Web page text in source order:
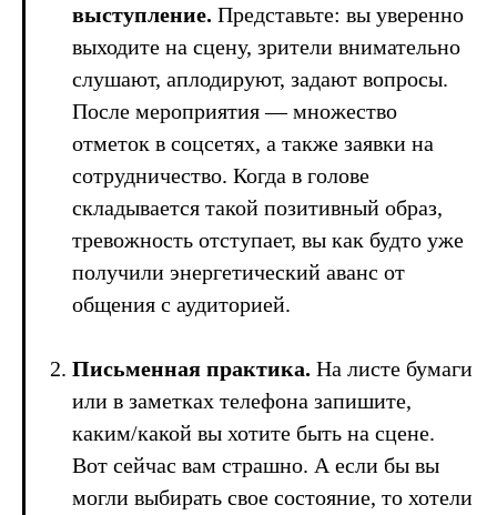
выступление. Представьте: вы уверенно
выходите на сцену, зрители внимательно
слушают, аплодируют, задают вопросы.
После мероприятия — множество
отметок в соцсетях, а также заявки на
сотрудничество. Когда в голове
складывается такой позитивный образ,
тревожность отступает, вы как будто уже
получили энергетический аванс от
общения с аудиторией.
Письменная практика. На листе бумаги
или в заметках телефона запишите,
каким/какой вы хотите быть на сцене.
Вот сейчас вам страшно. А если бы вы
могли выбирать свое состояние, то хотели